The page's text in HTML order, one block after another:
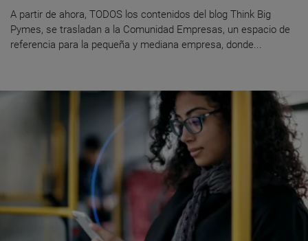
A partir de ahora, TODOS los contenidos del blog Think Big
Pymes, se trasladan a la Comunidad Empresas, un espacio de
referencia para la pequeña y mediana empresa, donde...